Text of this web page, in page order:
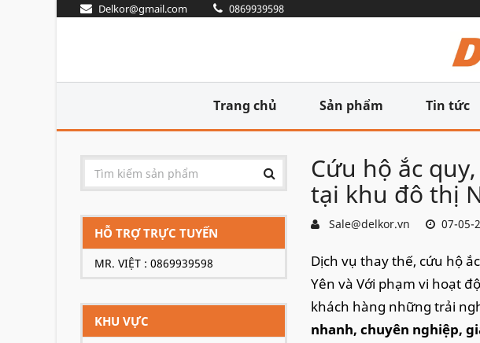
Delkor@gmail.com 0869939598
Trang chủ Sản phẩm Tin tức
HỖ TRỢ TRỰC TUYẾN
MR. VIỆT : 0869939598
KHU VỰC
Cứu hộ ắc
tại khu đô thị
Sale@delkor.vn 07-05-
Dịch vụ thay thế, cứu hộ
Yên và Với phạm vi hoạt
khách hàng những trải
nhanh, chuyên nghiệp,